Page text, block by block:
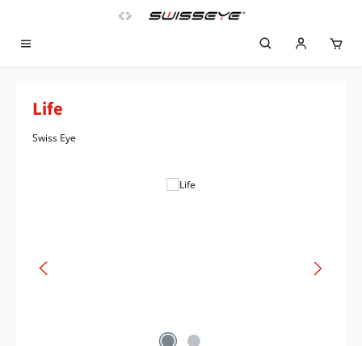
Zum Hauptinhalt springen
Life
Swiss Eye